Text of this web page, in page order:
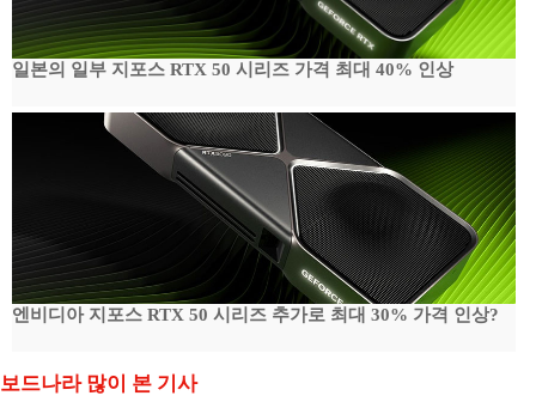
일본의 일부 지포스 RTX 50 시리즈 가격 최대 40% 인상
엔비디아 지포스 RTX 50 시리즈 추가로 최대 30% 가격 인상?
보드나라 많이 본 기사